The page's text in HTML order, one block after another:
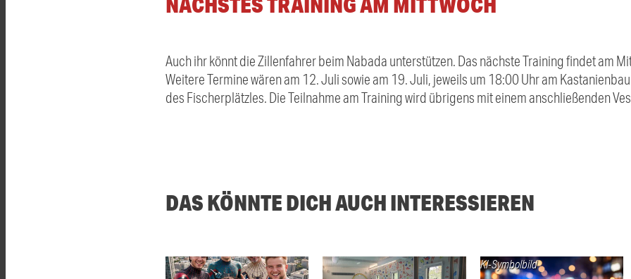
Auch ihr könnt die Zillenfahrer beim Nabada unterstützen. Das nächste Training findet am
Weitere Termine wären am 12. Juli sowie am 19. Juli, jeweils um 18:00 Uhr am
des Fischerplätzles. Die Teilnahme am Training wird übrigens mit einem anschließenden
DAS KÖNNTE DICH AUCH INTERESSIEREN
KI-Symbolbild